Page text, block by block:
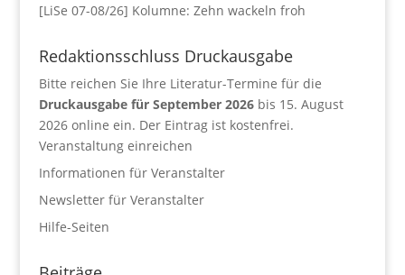
[LiSe 07-08/26] Kolumne: Zehn wackeln froh
Redaktionsschluss Druckausgabe
Bitte reichen Sie Ihre Literatur-Termine für die
Druckausgabe für September 2026bis 15. August
2026 online ein. Der Eintrag ist kostenfrei.
Veranstaltung einreichen
Informationen für Veranstalter
Newsletter für Veranstalter
Hilfe-Seiten